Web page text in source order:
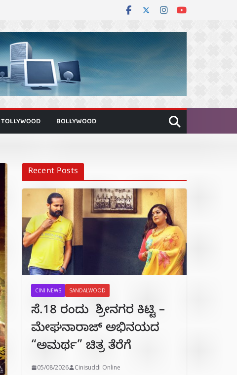
TOLLYWOOD BOLLYWOOD
Recent Posts
CINI NEWS SANDALWOOD
ಸೆ.18 ರಂದು ಶ್ರೀನಗರ ಕಿಟ್ಟಿ –
ಮೇಘನಾರಾಜ್ ಅಭಿನಯದ
“ಅಮರ್ಥ” ಚಿತ್ರ ತೆರೆಗೆ
05/08/2026 Cinisuddi Online